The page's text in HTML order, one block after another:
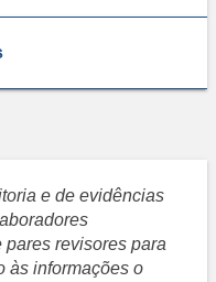
e de evidências
revisores para
às informações o